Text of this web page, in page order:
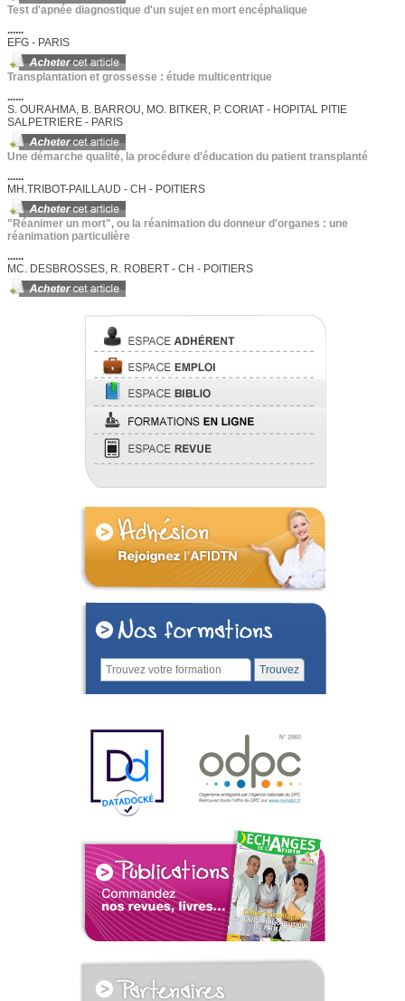
Test d'apnée diagnostique d'un sujet en mort encéphalique
......
EFG - PARIS
Transplantation et grossesse : étude multicentrique
......
S. OURAHMA, B. BARROU, MO. BITKER, P. CORIAT - HOPITAL PITIE
SALPETRIERE - PARIS
Une démarche qualité, la procédure d'éducation du patient transplanté
......
MH.TRIBOT-PAILLAUD - CH - POITIERS
"Réanimer un mort", ou la réanimation du donneur d'organes : une
réanimation particulière
......
MC. DESBROSSES, R. ROBERT - CH - POITIERS